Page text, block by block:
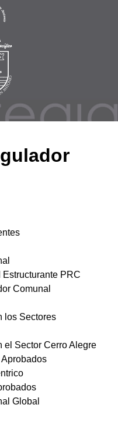
PRC
Comunal
los Sectores
el Sector Cerro Alegre
Global